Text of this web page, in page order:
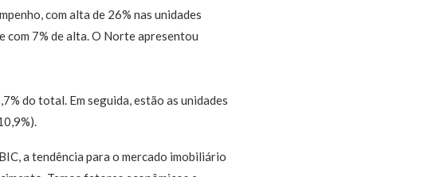
com alta de 26% nas unidades
com 7% de alta. O Norte apresentou
do total. Em seguida, estão as unidades
a tendência para o mercado imobiliário